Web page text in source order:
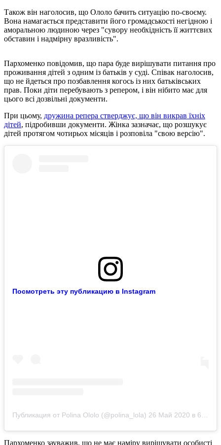
Також він наголосив, що Ололо бачить ситуацію по-своєму.
Вона намагається представити його громадськості негідною і
аморальною людиною через "сувору необхідність її життєвих
обставин і надмірну вразливість".
Пархоменко повідомив, що пара буде вирішувати питання про
проживання дітей з одним із батьків у суді. Співак наголосив,
що не йдеться про позбавлення когось із них батьківських
прав. Поки діти перебувають з репером, і він нібито має для
цього всі дозвільні документи.
При цьому, дружина репера стверджує, що він викрав їхніх
дітей, підробивши документи. Жінка зазначає, що розшукує
дітей протягом чотирьох місяців і розповіла "свою версію".
Посмотреть эту публикацию в Instagram
Публикация от Polina Ololo (@polina_lola) 26 Май 2020 в 6:07 PDT
Пархоменко зауважив, що не має наміру вирішувати особисті